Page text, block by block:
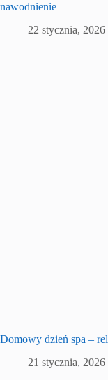
nawodnienie
22 stycznia, 2026
Domowy dzień spa –
21 stycznia, 2026